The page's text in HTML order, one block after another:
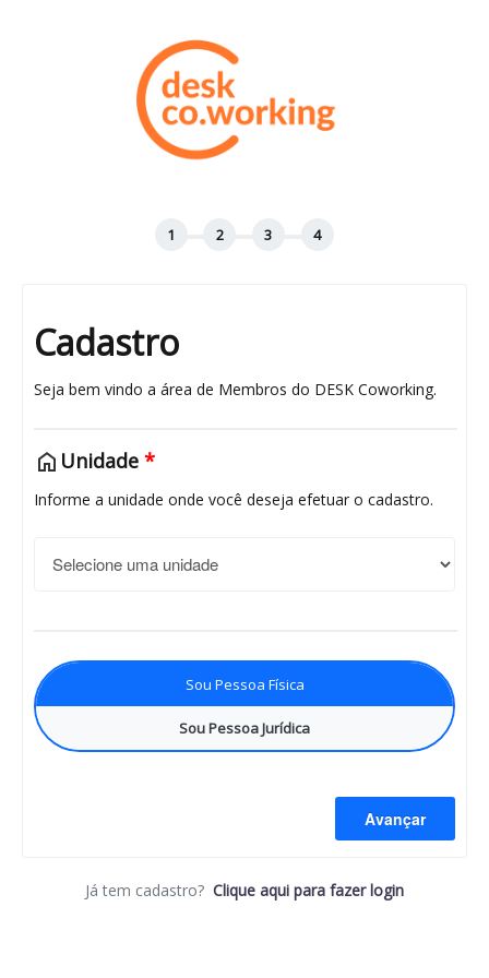
Cadastro
Seja bem vindo a área de Membros do DESK Coworking.
home Unidade *
Informe a unidade onde você deseja efetuar o cadastro.
Sou Pessoa Física
Sou Pessoa Jurídica
Avançar
Já tem cadastro? Clique aqui para fazer login